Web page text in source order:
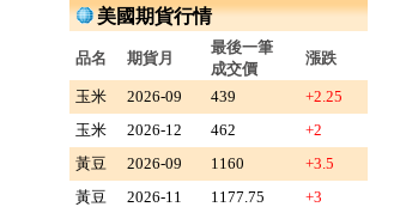
美國期貨行情
品名 期貨月
最後一筆
成交價
漲跌
玉米 2026-09 439
+2.25
玉米
2026-12 462
+2
黃豆
2026-09 1160
+3.5
黃豆
2026-11 1177.75
+3